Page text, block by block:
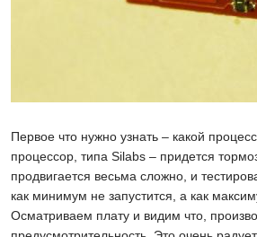
Первое что нужно узнать – какой
процессор, типа Silabs – придется
продвигается весьма сложно, и
как минимум не запустится, а как
Осматриваем плату и видим что,